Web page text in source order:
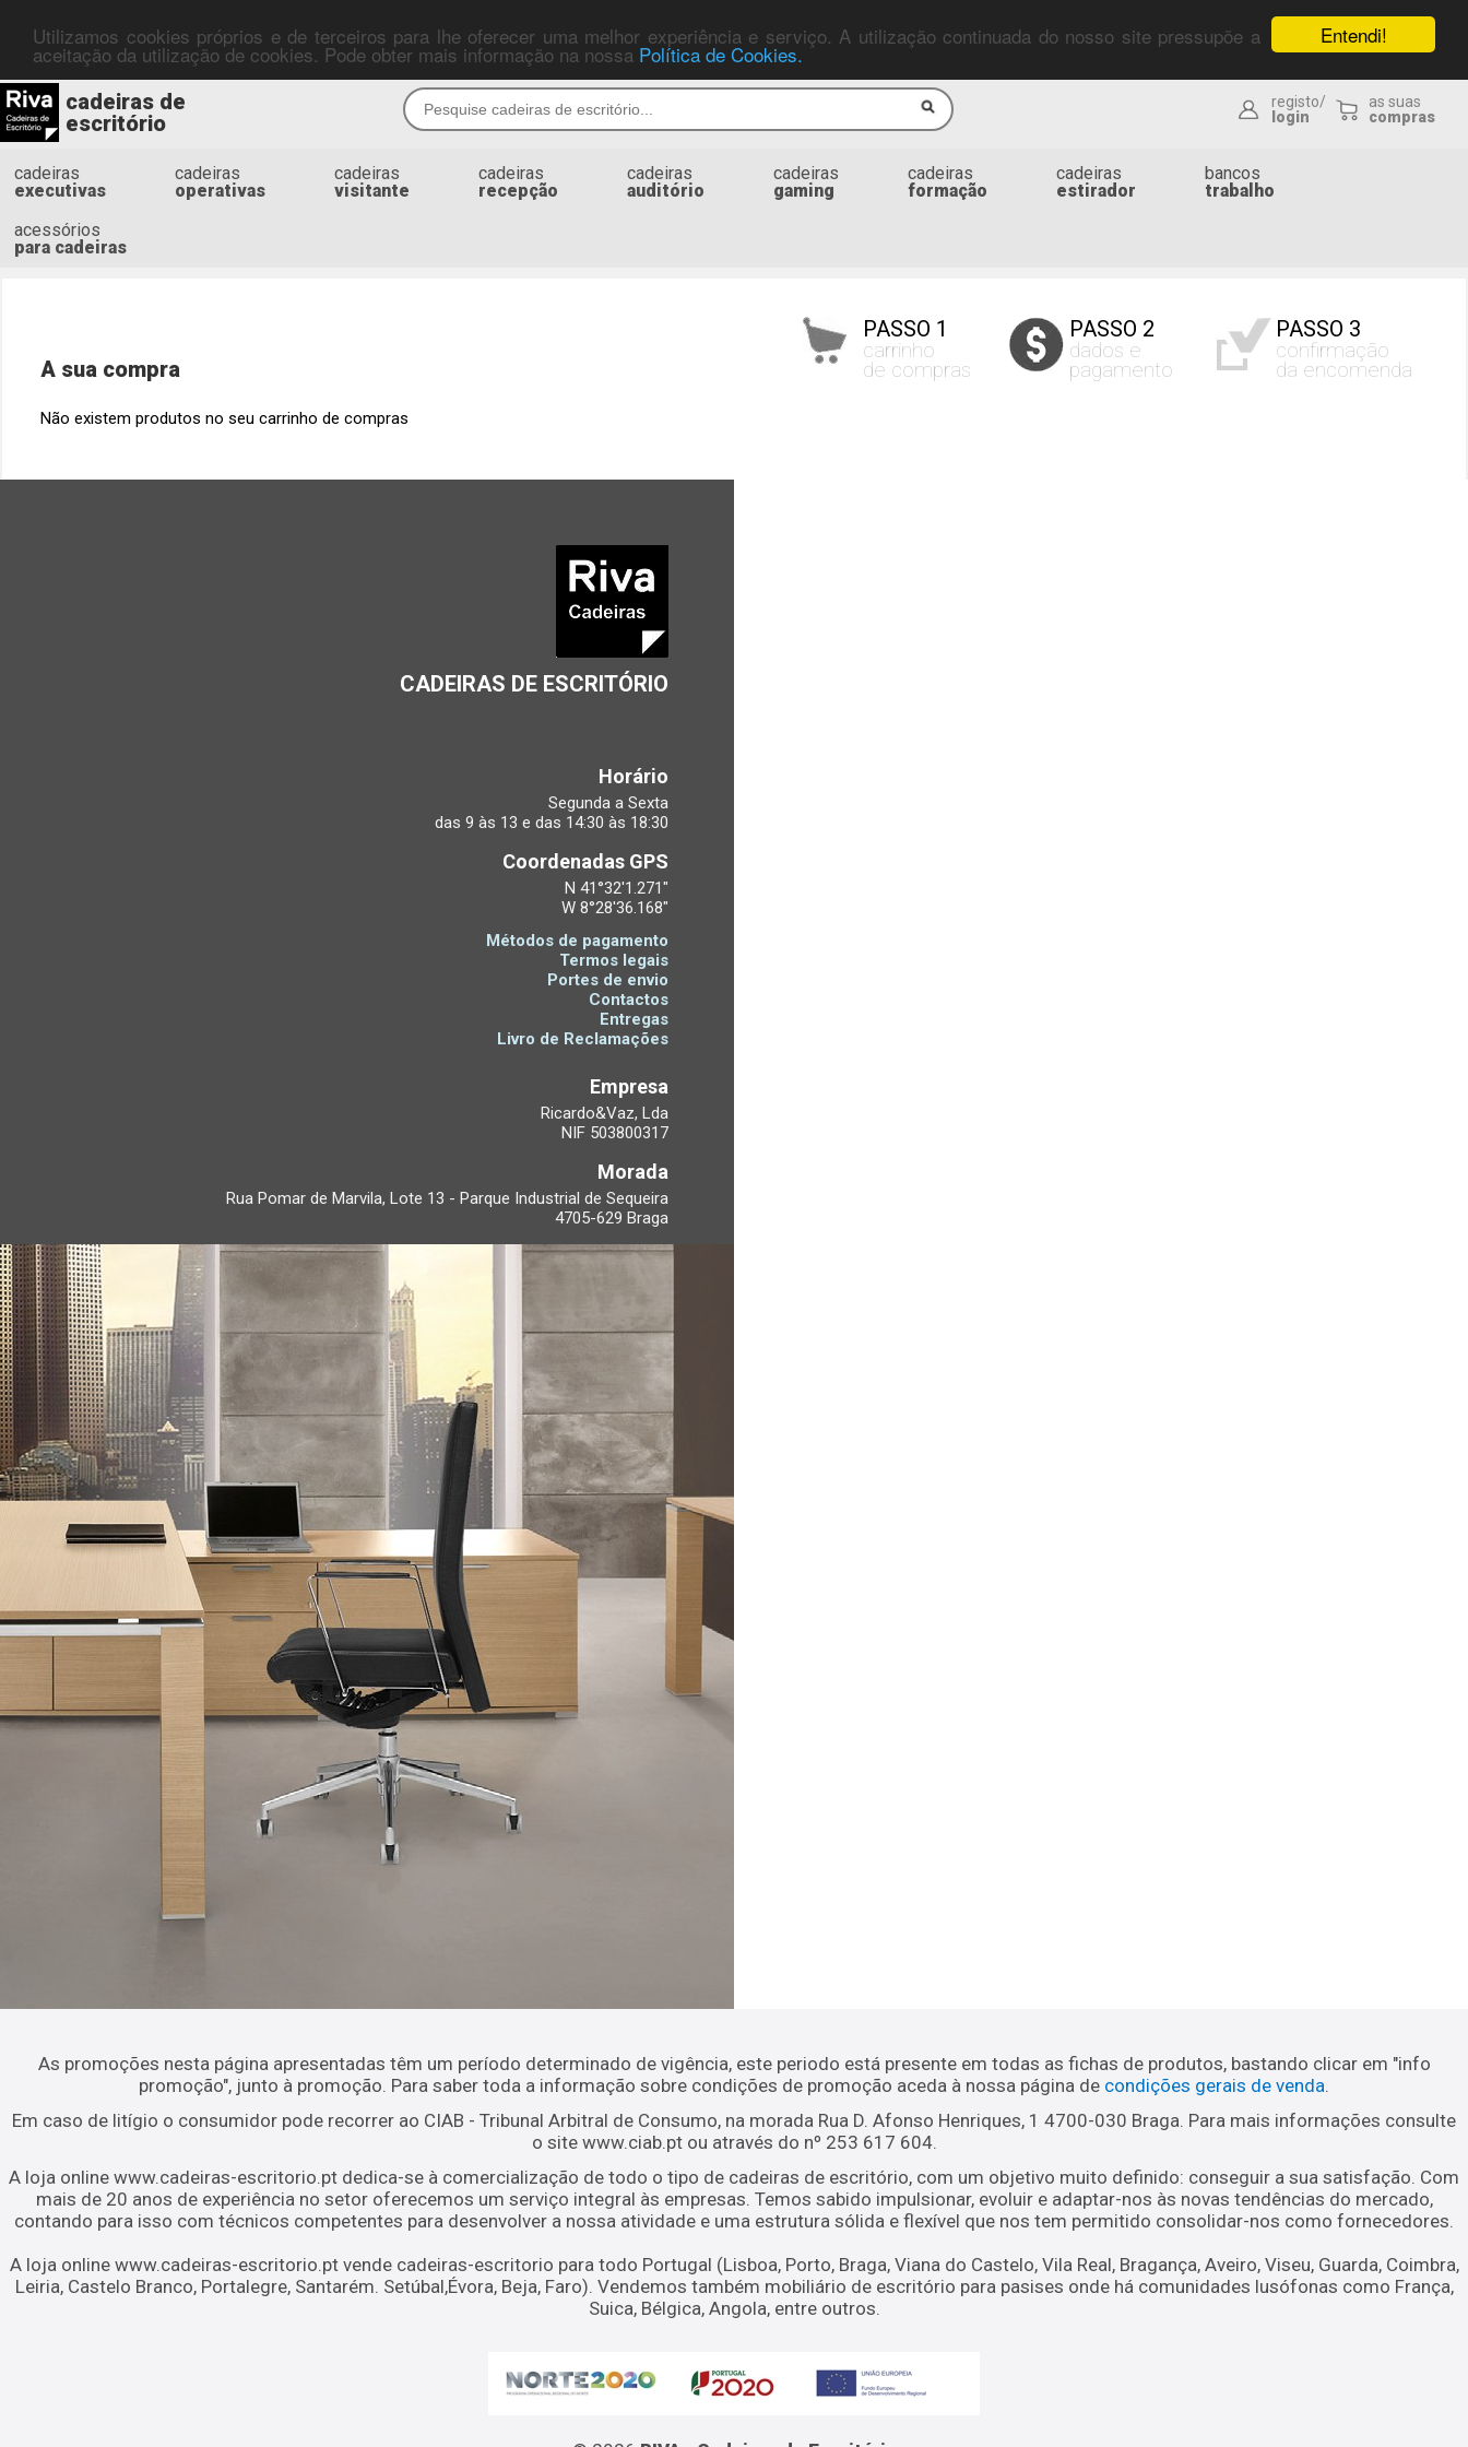
Entendi!
Utilizamos cookies próprios e de terceiros para lhe oferecer uma melhor experiência e serviço. A utilização continuada do nosso site pressupõe a
aceitação da utilização de cookies. Pode obter mais informação na nossa Política de Cookies.
cadeiras de
escritório
registo/
login
as suas
compras
cadeiras
executivas
cadeiras
operativas
cadeiras
visitante
cadeiras
recepção
cadeiras
auditório
cadeiras
gaming
cadeiras
formação
cadeiras
estirador
bancos
trabalho
acessórios
para cadeiras
A sua compra
PASSO 1
carrinho
de compras
PASSO 2
dados e
pagamento
PASSO 3
confirmação
da encomenda
Não existem produtos no seu carrinho de compras
CADEIRAS DE ESCRITÓRIO
Horário
Segunda a Sexta
das 9 às 13 e das 14:30 às 18:30
Coordenadas GPS
N 41°32'1.271"
W 8°28'36.168"
Métodos de pagamento
Termos legais
Portes de envio
Contactos
Entregas
Livro de Reclamações
Empresa
Ricardo&Vaz, Lda
NIF 503800317
Morada
Rua Pomar de Marvila, Lote 13 - Parque Industrial de Sequeira
4705-629 Braga
Telefones
+351 253 616 209 / +351 253 276 132
(chamada para a rede fixa nacional)
info@cadeiras-escritorio.pt
(orçamentos e informações)
As promoções nesta página apresentadas têm um período determinado de vigência, este periodo está presente em todas as fichas de produtos, bastando clicar em "info
promoção", junto à promoção. Para saber toda a informação sobre condições de promoção aceda à nossa página de condições gerais de venda.
Em caso de litígio o consumidor pode recorrer ao CIAB - Tribunal Arbitral de Consumo, na morada Rua D. Afonso Henriques, 1 4700-030 Braga. Para mais informações consulte
o site www.ciab.pt ou através do nº 253 617 604.
A loja online www.cadeiras-escritorio.pt dedica-se à comercialização de todo o tipo de cadeiras de escritório, com um objetivo muito definido: conseguir a sua satisfação. Com
mais de 20 anos de experiência no setor oferecemos um serviço integral às empresas. Temos sabido impulsionar, evoluir e adaptar-nos às novas tendências do mercado,
contando para isso com técnicos competentes para desenvolver a nossa atividade e uma estrutura sólida e flexível que nos tem permitido consolidar-nos como fornecedores.
A loja online www.cadeiras-escritorio.pt vende cadeiras-escritorio para todo Portugal (Lisboa, Porto, Braga, Viana do Castelo, Vila Real, Bragança, Aveiro, Viseu, Guarda, Coimbra,
Leiria, Castelo Branco, Portalegre, Santarém. Setúbal,Évora, Beja, Faro). Vendemos também mobiliário de escritório para pasises onde há comunidades lusófonas como França,
Suica, Bélgica, Angola, entre outros.